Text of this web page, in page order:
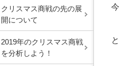
クリスマス商戦の先の展
開について
2019年のクリスマス商戦
を分析しよう！